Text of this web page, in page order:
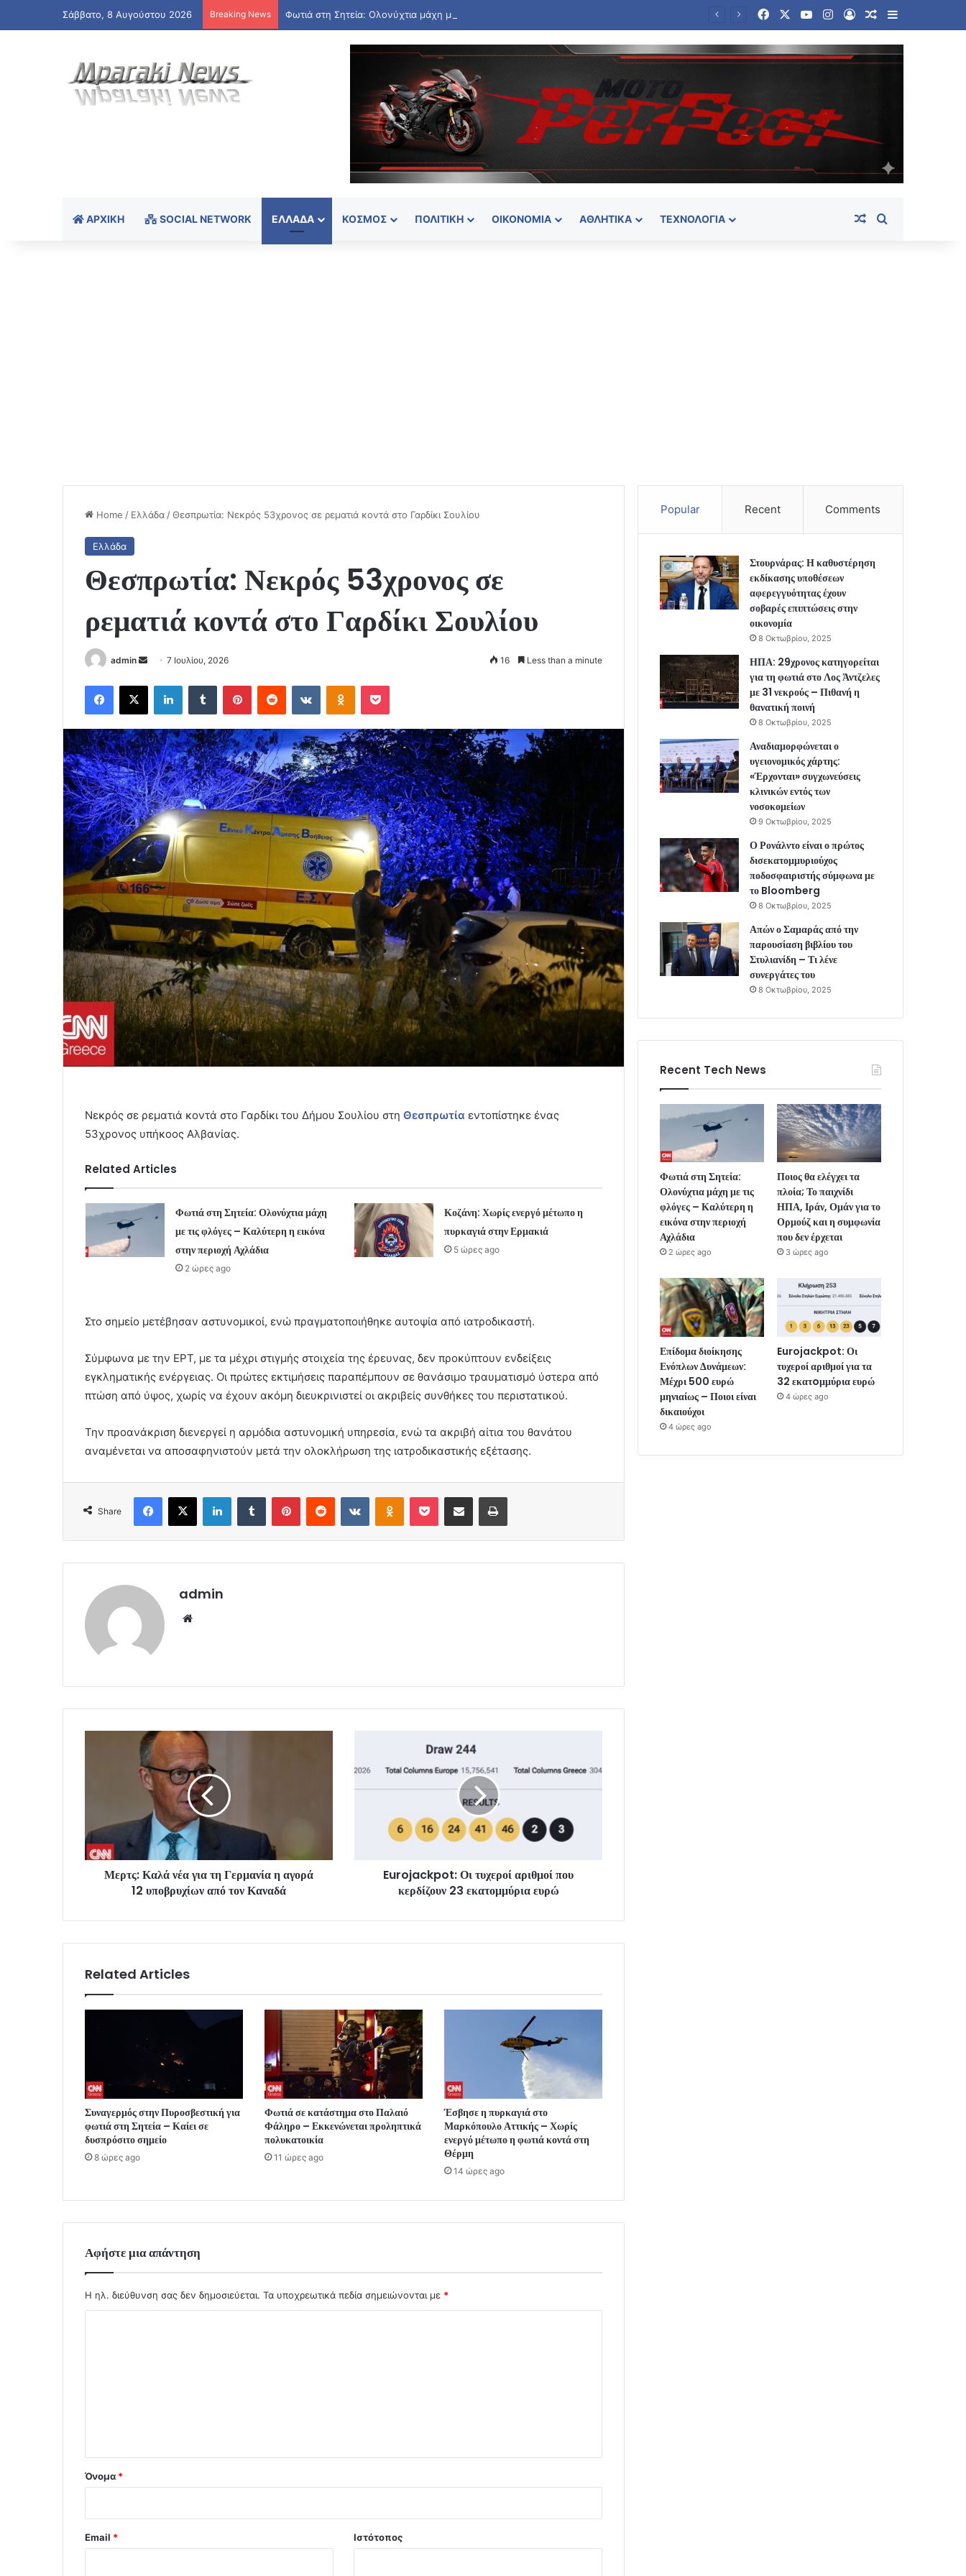
Σάββατο, 8 Αυγούστου 2026 Breaking News FacebookYouTubeInstagram
Log InRandom Article
Sidebar
ΑΡΧΙΚΉ SOCIAL NETWORK ΕΛΛΆΔΑ ΚΌΣΜΟΣ ΠΟΛΙΤΙΚΉ ΟΙΚΟΝΟΜΊΑ ΑΘΛΗΤΙΚΆ ΤΕΧΝΟΛΟΓΊΑ Random Article
Home / Ελλάδα /Θεσπρωτία: Νεκρός 53χρονος σε ρεματιά κοντά στο Γαρδίκι Σουλίου
Ελλάδα
Θεσπρωτία: Νεκρός 53χρονος σε
ρεματιά κοντά στο Γαρδίκι Σουλίου
admin
Send
email
7 Ιουλίου, 2026 16 Less than a minute
Facebook
X LinkedInTumblr PinterestReddit VKontakteOdnoklassniki
Pocket
Νεκρός σε ρεματιά κοντά στο Γαρδίκι του Δήμου Σουλίου στη Θεσπρωτία εντοπίστηκε ένας
53χρονος υπήκοος Αλβανίας.
Related Articles
Φωτιά στη Σητεία: Ολονύχτια μάχη
με τις φλόγες – Καλύτερη η εικόνα
στην περιοχή Αχλάδια
2 ώρες ago
Κοζάνη: Χωρίς ενεργό μέτωπο η
πυρκαγιά στην Ερμακιά
5 ώρες ago
Στο σημείο μετέβησαν αστυνομικοί, ενώ πραγματοποιήθηκε αυτοψία από ιατροδικαστή.
Σύμφωνα με την ΕΡΤ, με τα μέχρι στιγμής στοιχεία της έρευνας, δεν προκύπτουν ενδείξεις
εγκληματικής ενέργειας. Οι πρώτες εκτιμήσεις παραπέμπουν σε θανάσιμο τραυματισμό ύστερα από
πτώση από ύψος, χωρίς να έχουν ακόμη διευκρινιστεί οι ακριβείς συνθήκες του περιστατικού.
Την προανάκριση διενεργεί η αρμόδια αστυνομική υπηρεσία, ενώ τα ακριβή αίτια του θανάτου
αναμένεται να αποσαφηνιστούν μετά την ολοκλήρωση της ιατροδικαστικής εξέτασης.
Share
Facebook
X LinkedInTumblr PinterestReddit VKontakteOdnoklassniki
Pocket Share via Email Print
admin
Μερτς: Καλά νέα για τη Γερμανία η αγορά
12 υποβρυχίων από τον Καναδά
Eurojackpot: Οι τυχεροί αριθμοί που
κερδίζουν 23 εκατομμύρια ευρώ
Related Articles
Συναγερμός στην Πυροσβεστική για
φωτιά στη Σητεία – Καίει σε
δυσπρόσιτο σημείο
8 ώρες ago
Φωτιά σε κατάστημα στο Παλαιό
Φάληρο – Εκκενώνεται προληπτικά
πολυκατοικία
11 ώρες ago
Έσβησε η πυρκαγιά στο
Μαρκόπουλο Αττικής – Χωρίς
ενεργό μέτωπο η φωτιά κοντά στη
Θέρμη
14 ώρες ago
Αφήστε μια απάντηση
Η ηλ. διεύθυνση σας δεν δημοσιεύεται. Τα υποχρεωτικά πεδία σημειώνονται με *
Όνομα *
Email * Ιστότοπος
Popular Recent Comments
Στουρνάρας: Η καθυστέρηση
εκδίκασης υποθέσεων
αφερεγγυότητας έχουν
σοβαρές επιπτώσεις στην
οικονομία
8 Οκτωβρίου, 2025
ΗΠΑ: 29χρονος κατηγορείται
για τη φωτιά στο Λος Άντζελες
με 31 νεκρούς – Πιθανή η
θανατική ποινή
8 Οκτωβρίου, 2025
Αναδιαμορφώνεται ο
υγειονομικός χάρτης:
«Έρχονται» συγχωνεύσεις
κλινικών εντός των
νοσοκομείων
9 Οκτωβρίου, 2025
Ο Ρονάλντο είναι ο πρώτος
δισεκατομμυριούχος
ποδοσφαιριστής σύμφωνα με
το Bloomberg
8 Οκτωβρίου, 2025
Απών ο Σαμαράς από την
παρουσίαση βιβλίου του
Στυλιανίδη – Τι λένε
συνεργάτες του
8 Οκτωβρίου, 2025
Recent Tech News
Φωτιά στη Σητεία:
Ολονύχτια μάχη με τις
φλόγες – Καλύτερη η
εικόνα στην περιοχή
Αχλάδια
2 ώρες ago
Ποιος θα ελέγχει τα
πλοία; Το παιχνίδι
ΗΠΑ, Ιράν, Ομάν για το
Ορμούζ και η συμφωνία
που δεν έρχεται
3 ώρες ago
Επίδομα διοίκησης
Ενόπλων Δυνάμεων:
Μέχρι 500 ευρώ
μηνιαίως – Ποιοι είναι
δικαιούχοι
4 ώρες ago
Eurojackpot: Οι
τυχεροί αριθμοί για τα
32 εκατoμμύρια ευρώ
4 ώρες ago